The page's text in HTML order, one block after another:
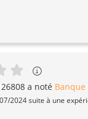
a noté
2024 suite à une